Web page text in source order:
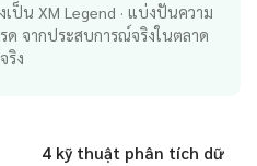
ป็น XM Legend · แบ่งปันความ
ด จากประสบการณ์จริงในตลาด
จริง
4 kỹ thuật phân tích dữ